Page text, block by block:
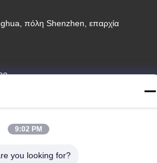
πόλη Shenzhen, επαρχία
9:02 PM
you looking for?